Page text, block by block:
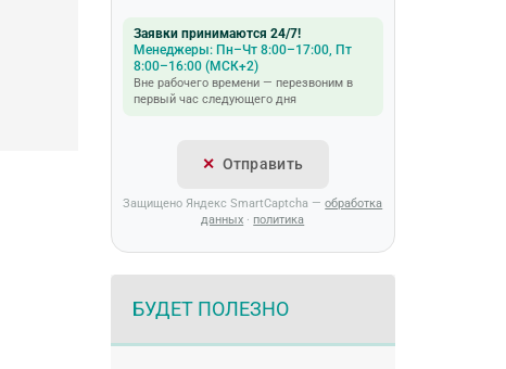
Заявки принимаются 24/7!
Менеджеры: Пн–Чт 8:00–17:00, Пт
8:00–16:00 (МСК+2)
Вне рабочего времени — перезвоним в
первый час следующего дня
Отправить
Защищено Яндекс SmartCaptcha —обработка
данных · политика
БУДЕТ ПОЛЕЗНО